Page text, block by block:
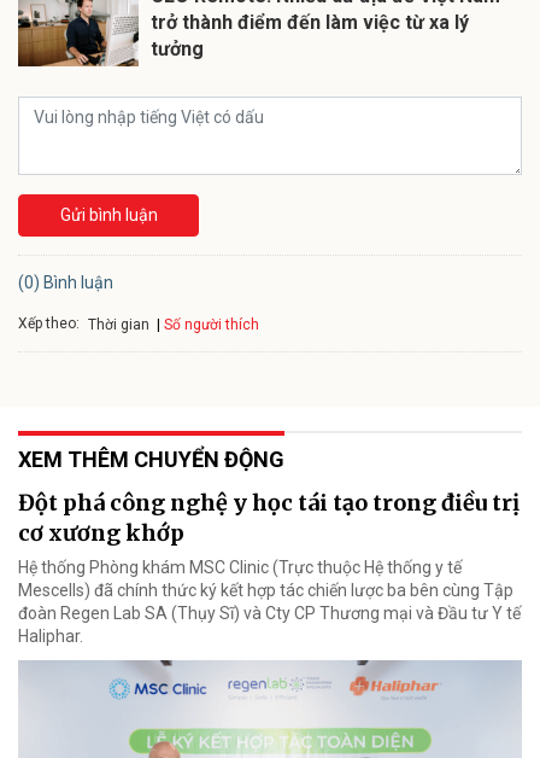
trở thành điểm đến làm việc từ xa lý
tưởng
Gửi bình luận
(0) Bình luận
Xếp theo: Thời gian Số người thích
XEM THÊM CHUYỂN ĐỘNG
Đột phá công nghệ y học tái tạo trong điều trị
cơ xương khớp
Hệ thống Phòng khám MSC Clinic (Trực thuộc Hệ thống y tế
Mescells) đã chính thức ký kết hợp tác chiến lược ba bên cùng Tập
đoàn Regen Lab SA (Thụy Sĩ) và Cty CP Thương mại và Đầu tư Y tế
Haliphar.